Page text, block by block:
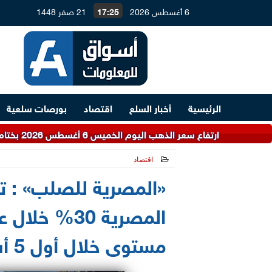
6 أغسطس 2026 17:25 21 صفر 1448
الرئيسية أخبار السلع اقتصاد
بورصات سلعية
ارتفاع سعر الذهب اليوم الخميس 6 أغسطس 2026 بختام التعاملات.. عيار 21 بكام
اقتصاد
«المصرية للصلب» :
المصرية
مستوى خلال أول 5 أشهر من 2020..